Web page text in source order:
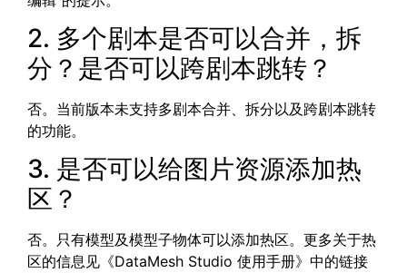
2. 多个剧本是否可以合并，拆
分？是否可以跨剧本跳转？
否。当前版本未支持多剧本合并、拆分以及跨剧本跳转
的功能。
3. 是否可以给图片资源添加热
区？
否。只有模型及模型子物体可以添加热区。更多关于热
区的信息见《DataMesh Studio 使用手册》中的链接